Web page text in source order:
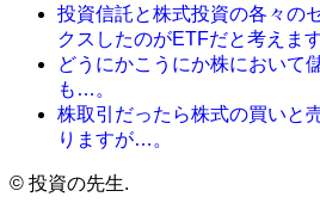
投資信託と株式投資の各々の
クスしたのがETFだと考えま
どうにかこうにか株において
も…。
株取引だったら株式の買いと
りますが…。
© 投資の先生.